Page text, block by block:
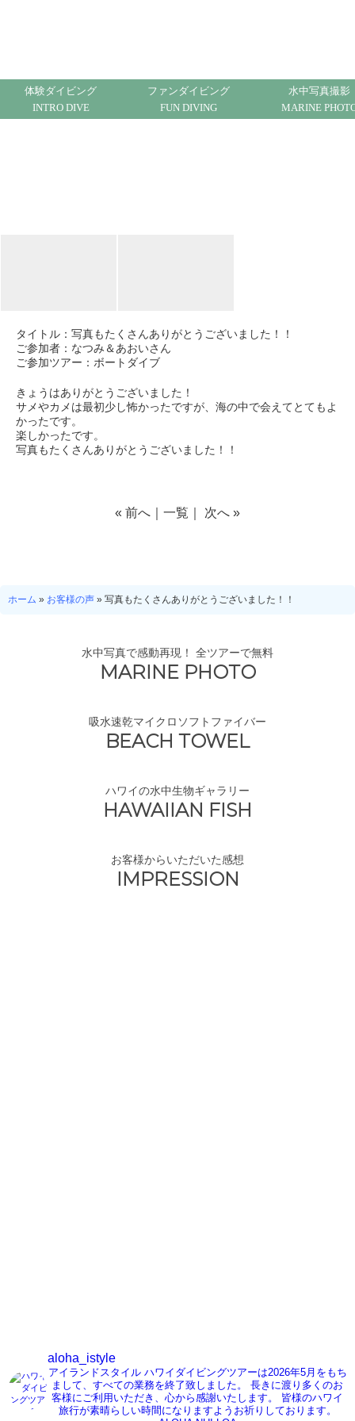
ースショア
体験ダイビング
INTRO DIVE
ファンダイビング
FUN DIVING
水中写真撮影
MARINE
タイトル： 写真もたくさんありがとうございました！！
ご参加者：なつみ＆あおいさん
ご参加ツアー：ボートダイブ
きょうはありがとうございました！
サメやカメは最初少し怖かったですが、海の中で会えてとてもよ
かったです。
楽しかったです。
写真もたくさんありがとうございました！！
« 前へ 一覧 次へ »
ホーム » お客様の声 » 写真もたくさんありがとうございました！！
水中写真で感動再現！ 全ツアーで無料
MARINE PHOTO
吸水速乾マイクロソフトファイバー
BEACH TOWEL
ハワイの水中生物ギャラリー
HAWAIIAN FISH
お客様からいただいた感想
IMPRESSION
aloha_istyle
アイランドスタイル ハワイダイビングツアーは2026年5月をもち
まして、すべての業務を終了致しました。
長きに渡り多くのお
客様にご利用いただき、心から感謝いたします。
皆様のハワイ
旅行が素晴らしい時間になりますようお祈りしております。